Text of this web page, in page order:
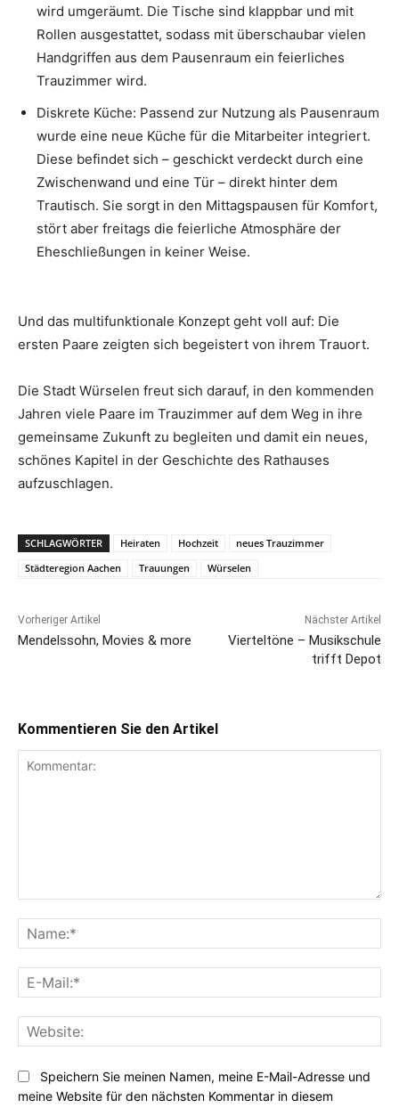
wird umgeräumt. Die Tische sind klappbar und mit
Rollen ausgestattet, sodass mit überschaubar vielen
Handgriffen aus dem Pausenraum ein feierliches
Trauzimmer wird.
Diskrete Küche: Passend zur Nutzung als Pausenraum
wurde eine neue Küche für die Mitarbeiter integriert.
Diese befindet sich – geschickt verdeckt durch eine
Zwischenwand und eine Tür – direkt hinter dem
Trautisch. Sie sorgt in den Mittagspausen für Komfort,
stört aber freitags die feierliche Atmosphäre der
Eheschließungen in keiner Weise.
Und das multifunktionale Konzept geht voll auf: Die
ersten Paare zeigten sich begeistert von ihrem Trauort.
Die Stadt Würselen freut sich darauf, in den kommenden
Jahren viele Paare im Trauzimmer auf dem Weg in ihre
gemeinsame Zukunft zu begleiten und damit ein neues,
schönes Kapitel in der Geschichte des Rathauses
aufzuschlagen.
SCHLAGWÖRTER Heiraten Hochzeit
neues Trauzimmer
Städteregion Aachen
Trauungen Würselen
Vorheriger Artikel
Mendelssohn, Movies & more
Nächster Artikel
Vierteltöne – Musikschule
trifft Depot
Kommentieren Sie den Artikel
Speichern Sie meinen Namen, meine E-Mail-Adresse und
meine Website für den nächsten Kommentar in diesem